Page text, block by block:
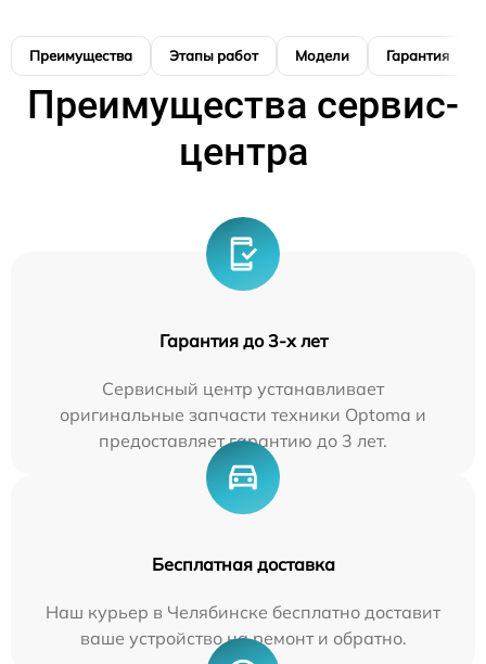
Преимущества Этапы работ Модели Гарантия
Преимущества сервис-
центра
Гарантия до 3-х лет
Сервисный центр устанавливает
оригинальные запчасти техники Optoma и
предоставляет гарантию до 3 лет.
Бесплатная доставка
Наш курьер в Челябинске бесплатно доставит
ваше устройство на ремонт и обратно.